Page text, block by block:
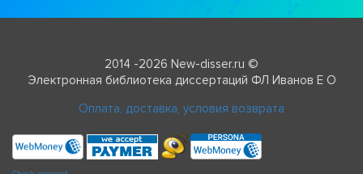
2014 -2026 New-disser.ru ©
Электронная библиотека диссертаций ФЛ Иванов Е О
Оплата, доставка, условия возврата